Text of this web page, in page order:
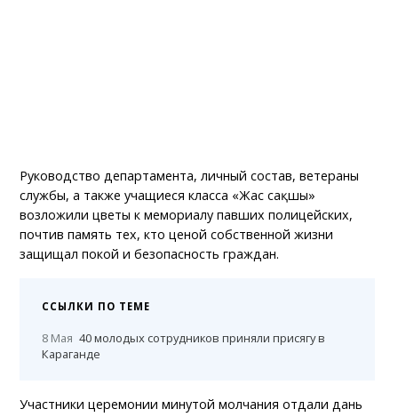
Руководство департамента, личный состав, ветераны
службы, а также учащиеся класса «Жас сақшы»
возложили цветы к мемориалу павших полицейских,
почтив память тех, кто ценой собственной жизни
защищал покой и безопасность граждан.
ССЫЛКИ ПО ТЕМЕ
8 Мая 40 молодых сотрудников приняли присягу в
Караганде
Участники церемонии минутой молчания отдали дань